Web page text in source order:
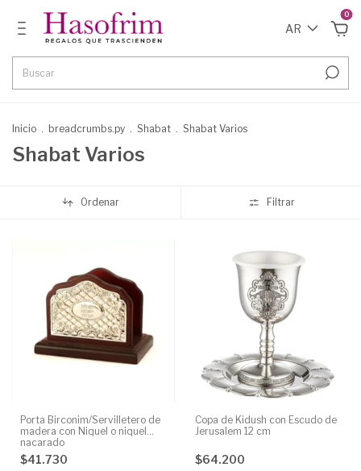
AR
0
Inicio . breadcrumbs.py . Shabat . Shabat Varios
Shabat Varios
Ordenar Filtrar
Porta Birconim/Servilletero de
madera con Niquel o niquel
nacarado
$41.730
Copa de Kidush con Escudo de
Jerusalem 12 cm
$64.200